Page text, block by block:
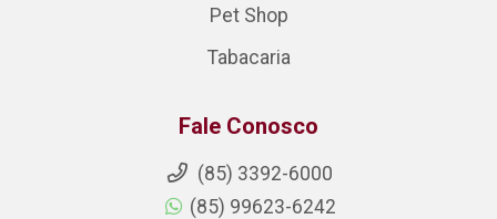
Pet Shop
Tabacaria
Fale Conosco
(85) 3392-6000
(85) 99623-6242